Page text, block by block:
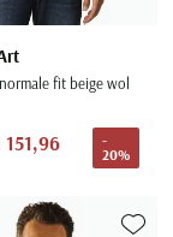
fit beige wol
151,96
-
20%